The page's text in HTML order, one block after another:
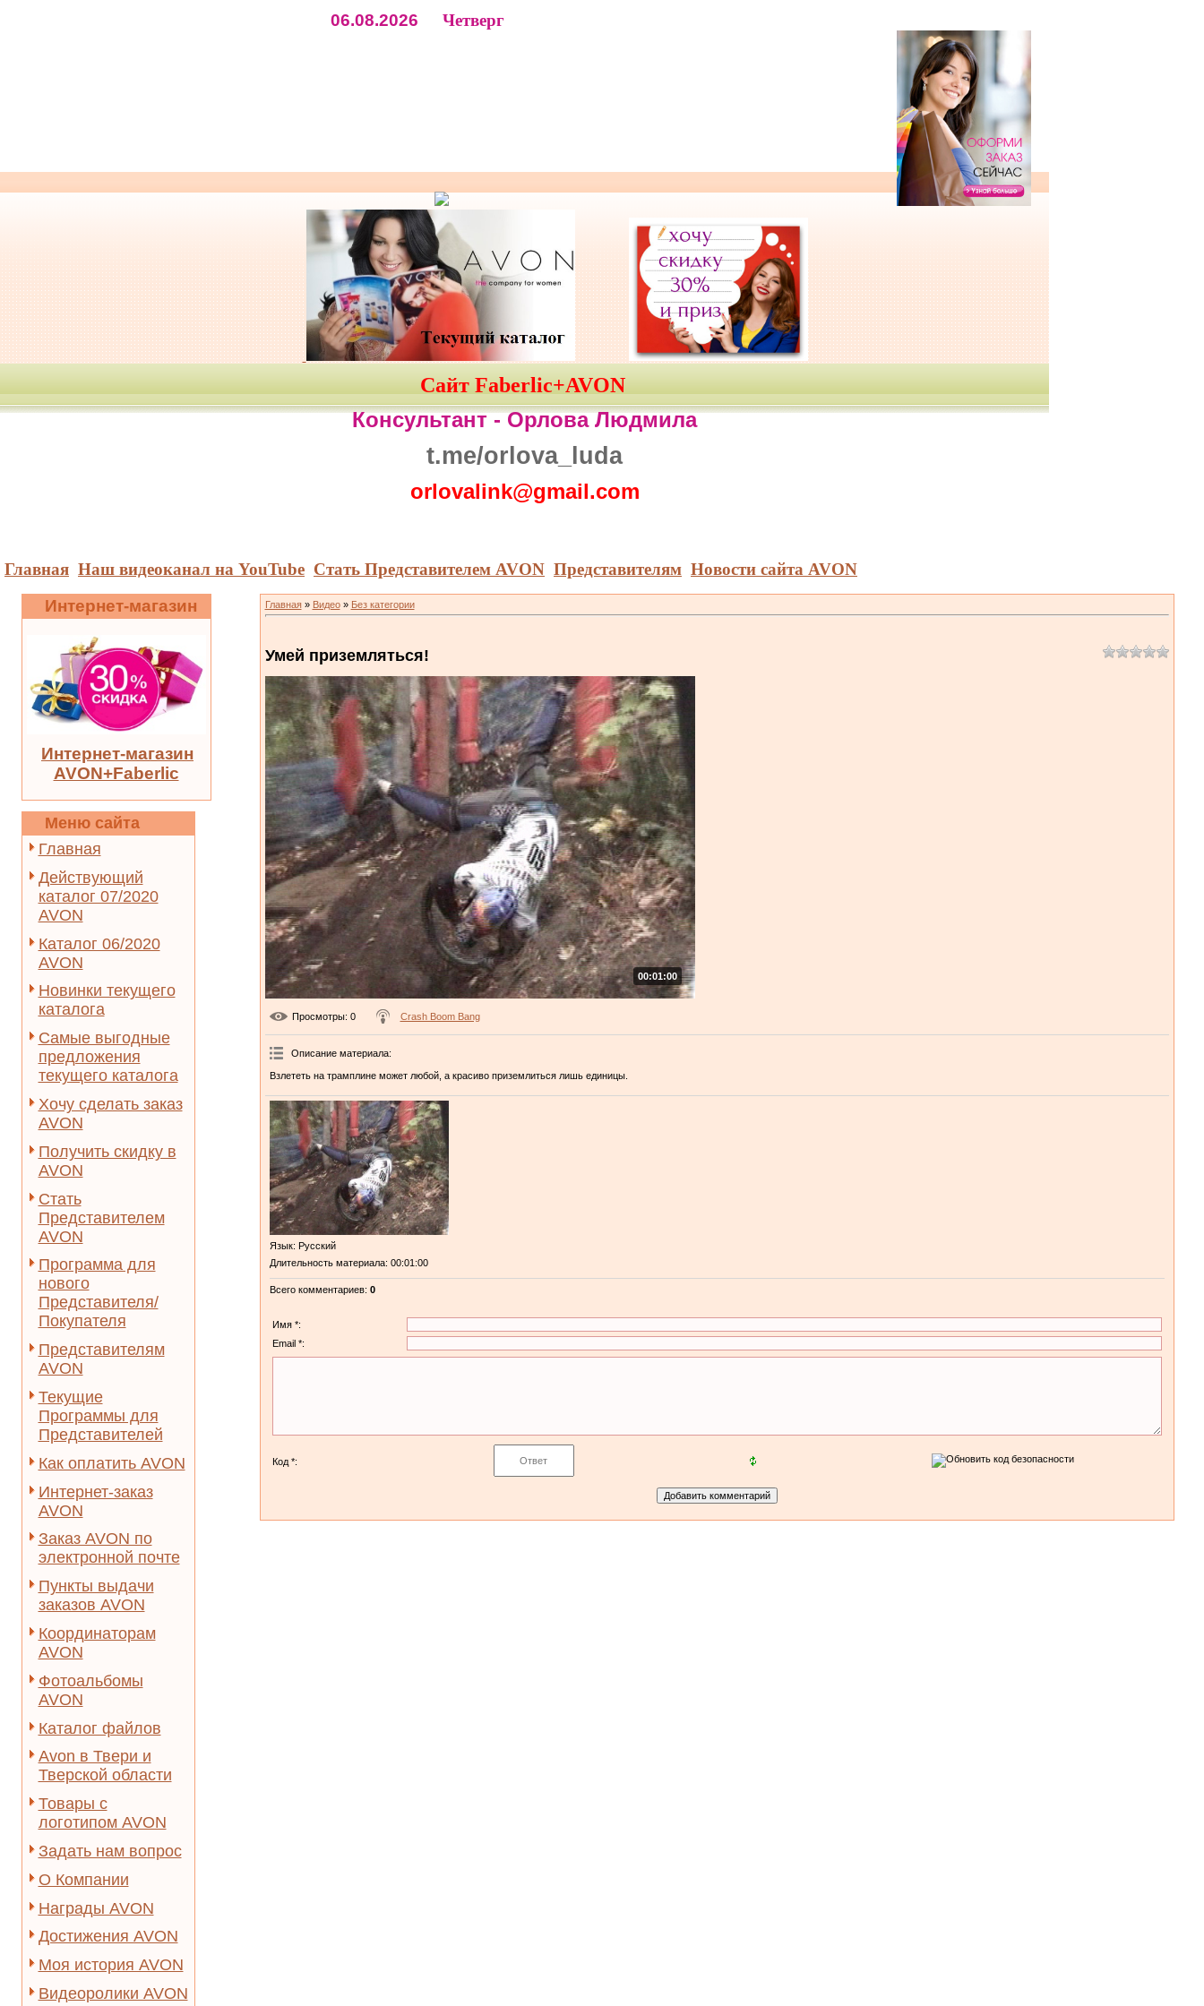
06.08.2026 Четверг
Сайт Faberlic+AVON
Консультант -Орлова Людмила
t.me/orlova_luda
orlovalink@gmail.com
Главная Наш видеоканал на YouTube Стать Представителем AVON Представителям Новости сайта AVON
Интернет-магазин
Интернет-магазин
AVON+Faberlic
Меню сайта
Главная
Действующий
каталог 07/2020
AVON
Каталог 06/2020
AVON
Новинки текущего
каталога
Самые выгодные
предложения
текущего каталога
Хочу сделать заказ
AVON
Получить скидку в
AVON
Стать
Представителем
AVON
Программа для
нового
Представителя/
Покупателя
Представителям
AVON
Текущие
Программы для
Представителей
Как оплатить AVON
Интернет-заказ
AVON
Заказ AVON по
электронной почте
Пункты выдачи
заказов AVON
Координаторам
AVON
Фотоальбомы
AVON
Каталог файлов
Avon в Твери и
Тверской области
Товары с
логотипом AVON
Задать нам вопрос
О Компании
Награды AVON
Достижения AVON
Моя история AVON
Видеоролики AVON
Главная» Видео» Без категории
Умей приземляться!
00:01:00
Просмотры: 0 Crash Boom Bang
Описание материала:
Взлететь на трамплине может любой, а красиво приземлиться лишь единицы.
Язык: Русский
Длительность материала: 00:01:00
Всего комментариев: 0
Имя *:
Email *:
Код *: